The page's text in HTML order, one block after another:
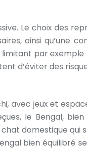
Le choix des
ainsi qu’une
limitant par
d’éviter des
avec jeux et
le Bengal, bien
domestique qui
bien équilibré